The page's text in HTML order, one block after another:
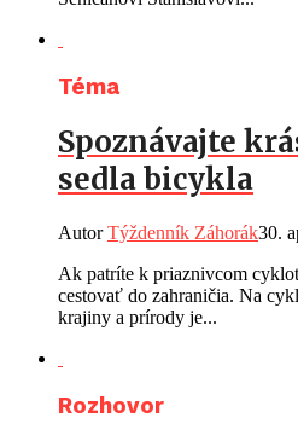
Téma
Spoznávajte
sedla bicykla
AutorTýždenník Záhorák30.
Ak patríte k priaznivcom
cestovať do zahraničia. Na
krajiny a prírody je...
Rozhovor